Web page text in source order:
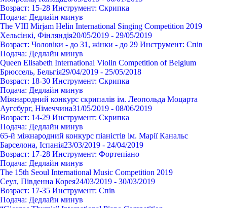
Возраст: 15-28 Инструмент: Cкрипка
Подача: Дедлайн минув
The VIII Mirjam Helin International Singing Competition 2019
Хельсінкі, Фінляндія20/05/2019 - 29/05/2019
Возраст: Чоловіки - до 31, жінки - до 29 Инструмент: Спів
Подача: Дедлайн минув
Queen Elisabeth International Violin Competition of Belgium
Брюссель, Бельгія29/04/2019 - 25/05/2018
Возраст: 18-30 Инструмент: Cкрипка
Подача: Дедлайн минув
Міжнародний конкурс скрипалів ім. Леопольда Моцарта
Аугсбург, Німеччина31/05/2019 - 08/06/2019
Возраст: 14-29 Инструмент: Cкрипка
Подача: Дедлайн минув
65-й міжнародний конкурс піаністів ім. Марії Канальс
Барселона, Іспанія23/03/2019 - 24/04/2019
Возраст: 17-28 Инструмент: Фортепіано
Подача: Дедлайн минув
The 15th Seoul International Music Competition 2019
Сеул, Південна Корея24/03/2019 - 30/03/2019
Возраст: 17-35 Инструмент: Спів
Подача: Дедлайн минув